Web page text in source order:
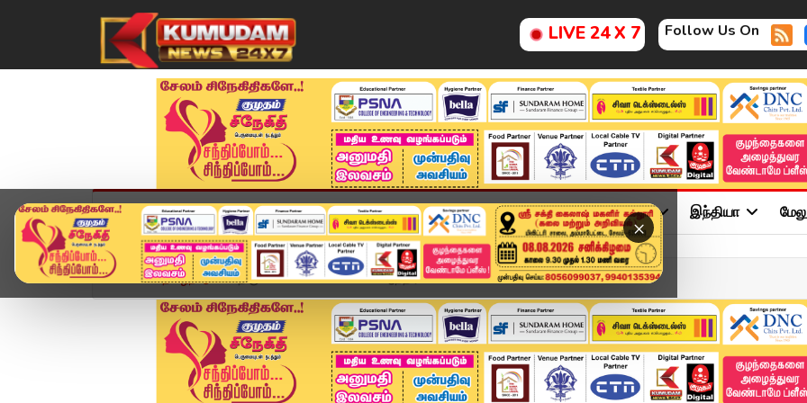
LIVE 24 X 7 Follow Us On
×
முகப்பு விளையாட்டு அண்மை தமிழ்நாடு சினிமா அரசியல் விளையாட்டு இந்தியா
Home தமிழ்நாடு திருவண்ணாமலை சம்பவம்: ஆந்திரப் பெண்ணைப் பாலியல்...